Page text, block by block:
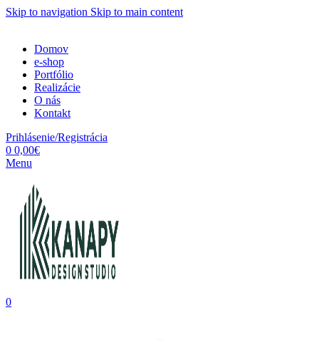
Skip to navigation Skip to main content
Domov
e-shop
Portfólio
Realizácie
O nás
Kontakt
Prihlásenie/Registrácia
0 0,00€
Menu
0